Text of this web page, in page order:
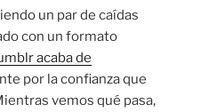
un par de caídas
con un formato
acaba de
por la confianza que
vemos qué pasa,